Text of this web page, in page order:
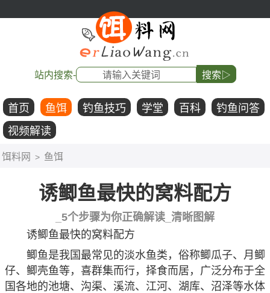
站内搜索- 搜索▷
首页 鱼饵 钓鱼技巧 学堂 百科
钓鱼问答
视频解读
饵料网 > 鱼饵
诱鲫鱼最快的窝料配方
_5个步骤为你正确解读_清晰图解
诱鲫鱼最快的窝料配方
鲫鱼是我国最常见的淡水鱼类，俗称鲫瓜子、月鲫
仔、鲫壳鱼等，喜群集而行，择食而居，广泛分布于全
国各地的池塘、沟渠、溪流、江河、湖库、沼泽等水体